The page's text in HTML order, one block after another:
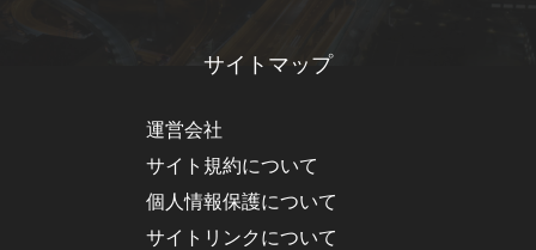
サイトマップ
運営会社
サイト規約について
個人情報保護について
サイトリンクについて